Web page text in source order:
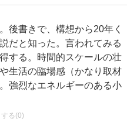
後書きで、構想から20年く
だと知った。言われてみる
する。時間的スケールの壮
生活の臨場感（かなり取材
強烈なエネルギーのある小
する(0)